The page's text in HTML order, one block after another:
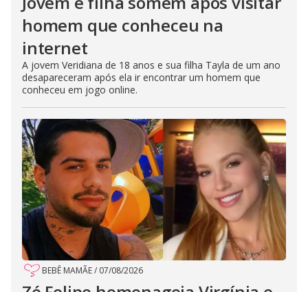
homem que conheceu na
internet
A jovem Veridiana de 18 anos e sua filha Tayla de um ano
desapareceram após ela ir encontrar um homem que
conheceu em jogo online.
BEBÊ MAMÃE/ 07/08/2026